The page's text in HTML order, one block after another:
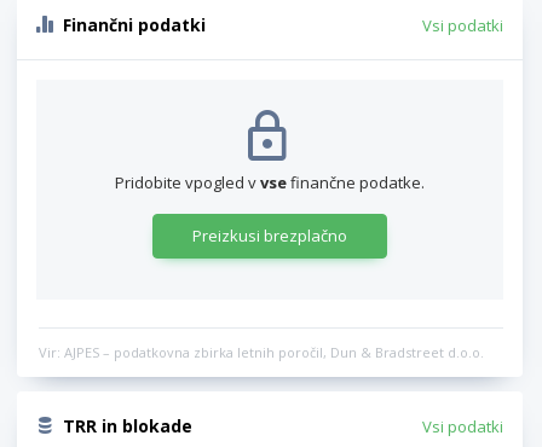
Finančni podatki Vsi podatki
Pridobite vpogled vvsefinančne podatke.
Preizkusi brezplačno
Vir: AJPES – podatkovna zbirka letnih poročil, Dun & Bradstreet d.o.o.
TRR in blokade Vsi podatki